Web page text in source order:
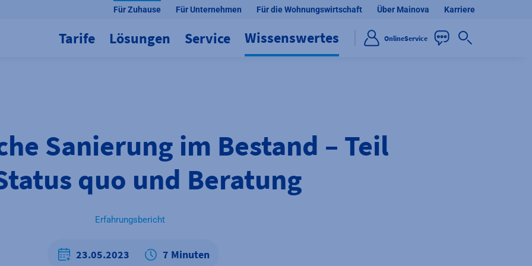
Für Zuhause Für Unternehmen Für die Wohnungswirtschaft Über Mainova Karriere
Tarife Lösungen Service Wissenswertes OnlineService
Sanierung im Bestand – Teil
quo und Beratung
Erfahrungsbericht
23.05.2023 7 Minuten